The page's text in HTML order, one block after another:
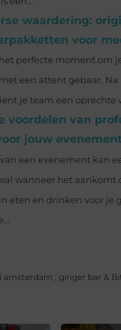
waardering:
voor
perfecte moment om
een attent gebaar.
je team een oprechte
voordelen van
jouw evenement
een evenement kan
wanneer het aankomt
eten en drinken voor je
amsterdam ,ginger bar &